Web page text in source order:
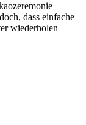
dass einfache
wiederholen